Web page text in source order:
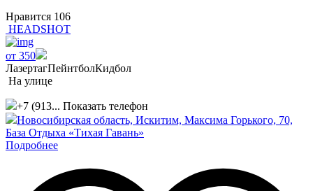
Нравится 106
HEADSHOT
от 350
ЛазертагПейнтболКидбол
На улице
+7 (913... Показать телефон
Новосибирская область, Искитим, Максима Горького, 70,
База Отдыха «Тихая Гавань»
Подробнее